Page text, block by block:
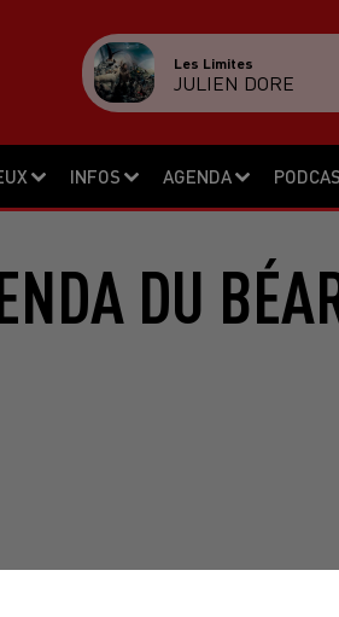
INFOS AGENDA
Les Limites
JULIEN DORE
DU